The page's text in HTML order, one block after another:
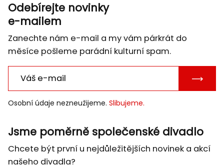
Odebírejte novinky
e-mailem
Zanechte nám e-mail a my vám párkrát do
měsíce pošleme parádní kulturní spam.
E-
Osobní údaje nezneužijeme. Slibujeme.
Jsme poměrně společenské divadlo
Chcete být první u nejdůležitějších novinek a akcí
našeho divadla?